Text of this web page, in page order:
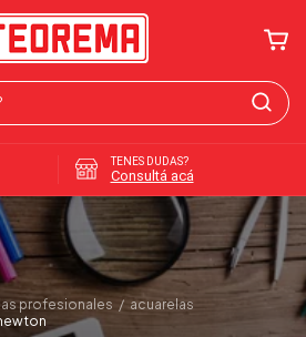
TENES DUDAS?
Consultá acá
profesionales / acuarelas